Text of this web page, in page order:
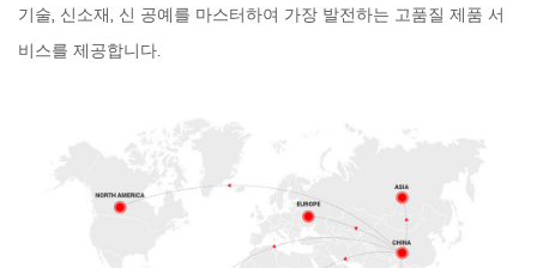
기술, 신소재, 신 공예를 마스터하여 가장 발전하는 고품질 제품 서
비스를 제공합니다.